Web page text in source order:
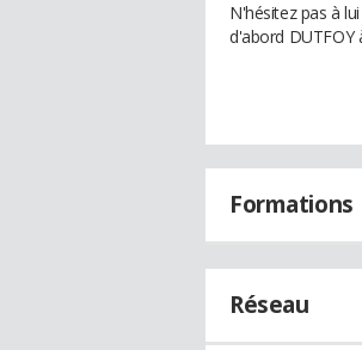
N'hésitez pas à
d'abord DUTFOY
Formations
Réseau